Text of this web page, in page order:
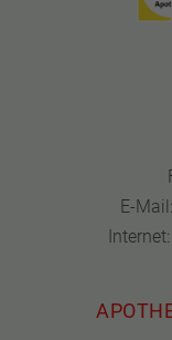
E-Mail:
Internet: